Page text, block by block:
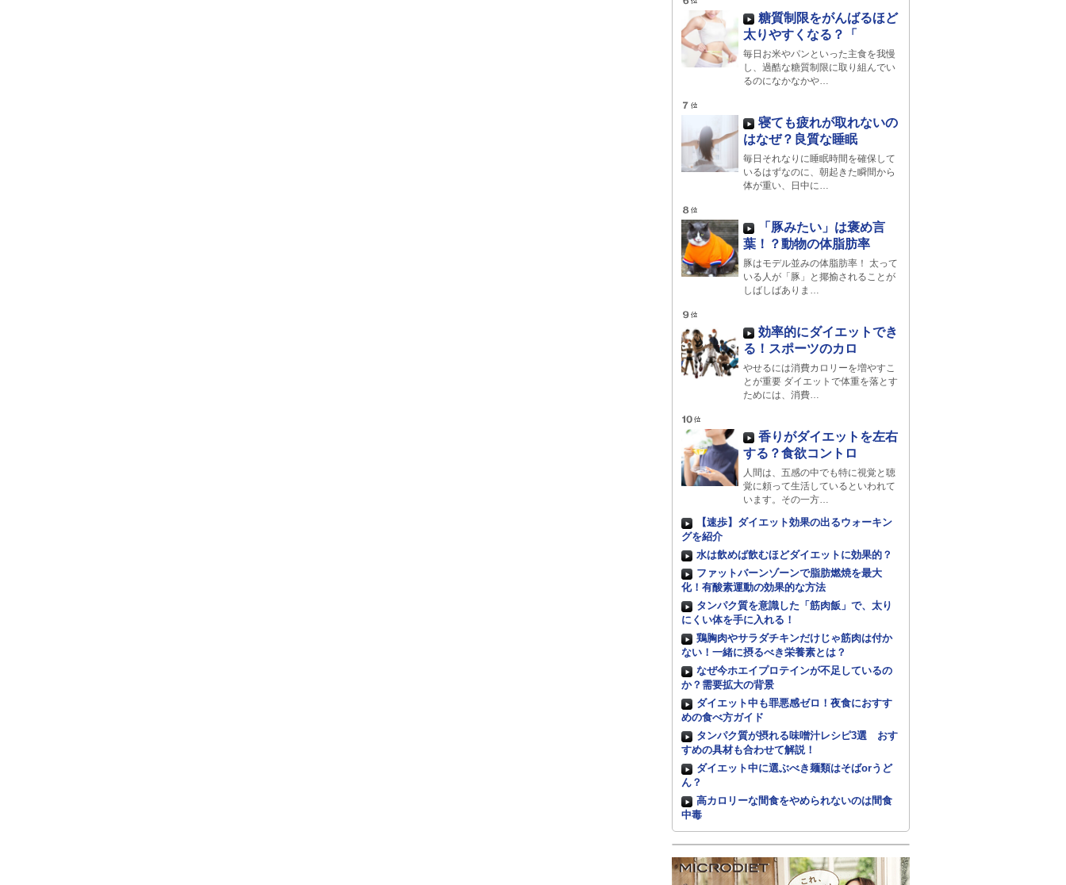
糖質制限をがんばるほど
太りやすくなる？「
毎日お米やパンといった主食を我慢
し、過酷な糖質制限に取り組んでい
るのになかなかや…
寝ても疲れが取れないの
はなぜ？良質な睡眠
毎日それなりに睡眠時間を確保して
いるはずなのに、朝起きた瞬間から
体が重い、日中に…
「豚みたい」は褒め言
葉！？動物の体脂肪率
豚はモデル並みの体脂肪率！ 太って
いる人が「豚」と揶揄されることが
しばしばありま…
効率的にダイエットでき
る！スポーツのカロ
やせるには消費カロリーを増やすこ
とが重要 ダイエットで体重を落とす
ためには、消費…
香りがダイエットを左右
する？食欲コントロ
人間は、五感の中でも特に視覚と聴
覚に頼って生活しているといわれて
います。その一方…
【速歩】ダイエット効果の出るウォーキン
グを紹介
水は飲めば飲むほどダイエットに効果的？
ファットバーンゾーンで脂肪燃焼を最大
化！有酸素運動の効果的な方法
タンパク質を意識した「筋肉飯」で、太り
にくい体を手に入れる！
鶏胸肉やサラダチキンだけじゃ筋肉は付か
ない！一緒に摂るべき栄養素とは？
なぜ今ホエイプロテインが不足しているの
か？需要拡大の背景
ダイエット中も罪悪感ゼロ！夜食におすす
めの食べ方ガイド
タンパク質が摂れる味噌汁レシピ3選 おす
すめの具材も合わせて解説！
ダイエット中に選ぶべき麺類はそばorうど
ん？
高カロリーな間食をやめられないのは間食
中毒